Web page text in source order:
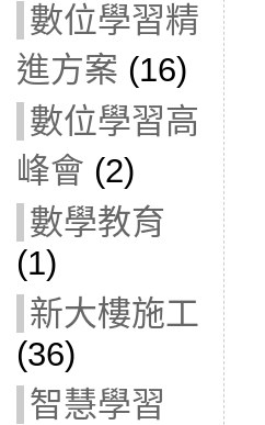
數位學習精
進方案 (16)
數位學習高
峰會 (2)
數學教育
(1)
新大樓施工
(36)
智慧學習